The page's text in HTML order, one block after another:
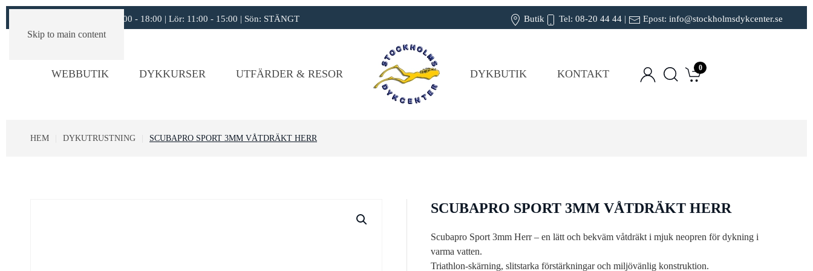
Skip to main content
11:00 - 18:00 | Lör: 11:00 - 15:00 | Sön: STÄNGT Butik Tel: 08-20 44 44 | Epost: info@stockholmsdykcenter.se
WEBBUTIK DYKKURSER UTFÄRDER & RESOR DYKBUTIK KONTAKT 0
HEM DYKUTRUSTNING SCUBAPRO SPORT 3MM VÅTDRÄKT HERR
SCUBAPRO SPORT 3MM VÅTDRÄKT HERR
Scubapro Sport 3mm Herr – en lätt och bekväm våtdräkt i mjuk neopren för dykning i
varma vatten.
Triathlon-skärning, slitstarka förstärkningar och miljövänlig konstruktion.